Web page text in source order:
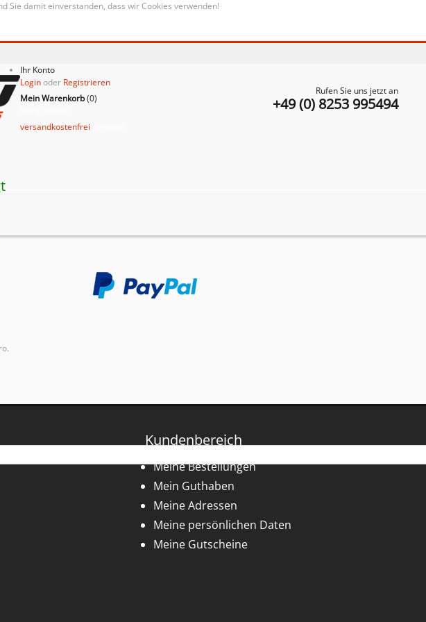
Sie damit einverstanden, dass wir Cookies verwenden!
Rufen Sie uns jetzt an
+49 (0) 8253 995494
Ihr Konto
Loginoder Registrieren
Mein Warenkorb(0)
versandkostenfrei
Kundenbereich
Meine Bestellungen
Mein Guthaben
Meine Adressen
Meine persönlichen Daten
Meine Gutscheine